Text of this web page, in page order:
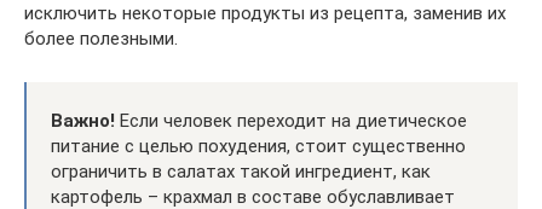
исключить некоторые продукты из рецепта, заменив их
более полезными.
Важно! Если человек переходит на диетическое
питание с целью похудения, стоит существенно
ограничить в салатах такой ингредиент, как
картофель – крахмал в составе обуславливает